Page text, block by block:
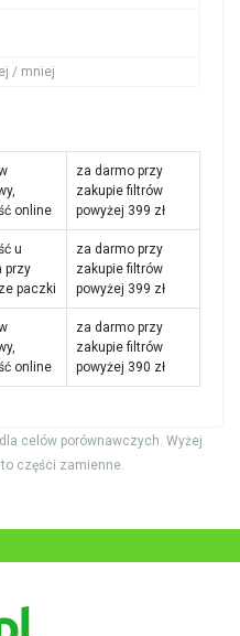
/ mniej
online
za darmo przy
zakupie filtrów
powyżej 399 zł
u
przy
paczki
za darmo przy
zakupie filtrów
powyżej 399 zł
online
za darmo przy
zakupie filtrów
powyżej 390 zł
celów porównawczych. Wyżej
części zamienne.